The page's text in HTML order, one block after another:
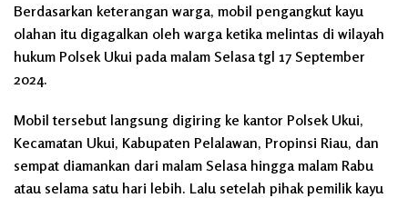
Berdasarkan keterangan warga, mobil pengangkut kayu
olahan itu digagalkan oleh warga ketika melintas di wilayah
hukum Polsek Ukui pada malam Selasa tgl 17 September
2024.
Mobil tersebut langsung digiring ke kantor Polsek Ukui,
Kecamatan Ukui, Kabupaten Pelalawan, Propinsi Riau, dan
sempat diamankan dari malam Selasa hingga malam Rabu
atau selama satu hari lebih. Lalu setelah pihak pemilik kayu